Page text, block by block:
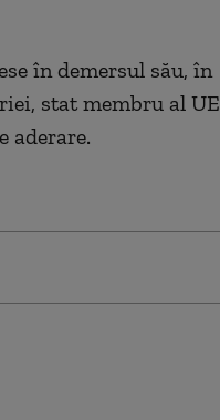
în demersul său, în
stat membru al UE
aderare.